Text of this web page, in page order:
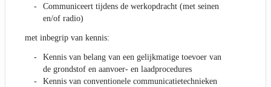
Communiceert tijdens de werkopdracht (met seinen
en/of radio)
met inbegrip van kennis:
Kennis van belang van een gelijkmatige toevoer van
de grondstof en aanvoer- en laadprocedures
Kennis van conventionele communicatietechnieken